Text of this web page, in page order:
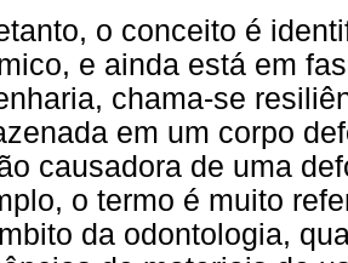
o conceito é
e ainda está em
chama-se
em um corpo
causadora de uma
o termo é muito
da odontologia,